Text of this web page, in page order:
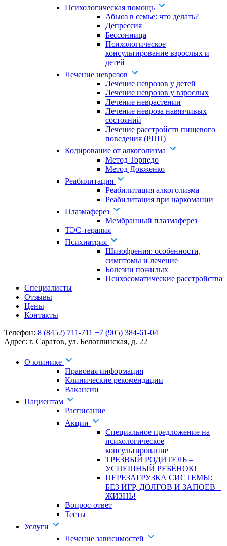
Психологическая помощь
Абьюз в семье: что делать?
Депрессия
Бессонница
Психологическое
консультирование взрослых и
детей
Лечение неврозов
Лечение неврозов у детей
Лечение неврозов у взрослых
Лечение неврастении
Лечение невроза навязчивых
состояний
Лечение расстройств пищевого
поведения (РПП)
Кодирование от алкоголизма
Метод Торпедо
Метод Довженко
Реабилитация
Реабилитация алкоголизма
Реабилитация при наркомании
Плазмаферез
Мембранный плазмаферез
ТЭС-терапия
Психиатрия
Шизофрения: особенности,
симптомы и лечение
Болезни пожилых
Психосоматические расстройства
Специалисты
Отзывы
Цены
Контакты
Телефон: 8 (8452) 711-711 +7 (905) 384-61-04
Адрес: г. Саратов, ул. Белоглинская, д. 22
О клинике
Правовая информация
Клинические рекомендации
Вакансии
Пациентам
Расписание
Акции
Специальное предложение на
психологическое
консультирование
ТРЕЗВЫЙ РОДИТЕЛЬ –
УСПЕШНЫЙ РЕБЁНОК!
ПЕРЕЗАГРУЗКА СИСТЕМЫ:
БЕЗ ИГР, ДОЛГОВ И ЗАПОЕВ –
ЖИЗНЬ!
Вопрос-ответ
Тесты
Услуги
Лечение зависимостей